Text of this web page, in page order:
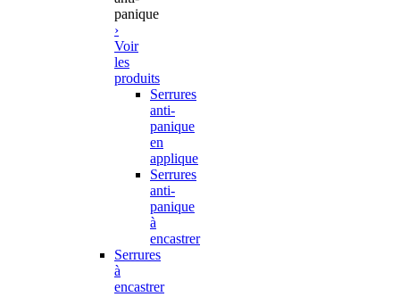
panique
›
Voir
les
produits
Serrures
anti-
panique
en
applique
Serrures
anti-
panique
à
encastrer
Serrures
à
encastrer